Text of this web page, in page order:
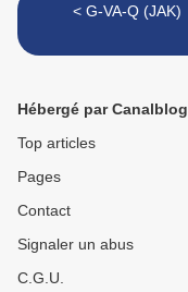
< G-VA-Q (JAK)
Hébergé par Canalblog
Top articles
Pages
Contact
Signaler un abus
C.G.U.